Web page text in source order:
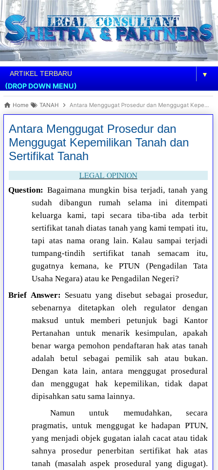
▼
(DROP DOWN MENU)
Home TANAH Antara Menggugat Prosedur dan Menggugat Kepemilikan Tanah dan Sertifikat Tanah
Antara Menggugat Prosedur dan
Menggugat Kepemilikan Tanah dan
Sertifikat Tanah
LEGAL OPINION
Question: Bagaimana mungkin bisa terjadi, tanah yang
sudah dibangun rumah selama ini ditempati
keluarga kami, tapi secara tiba-tiba ada terbit
sertifikat tanah diatas tanah yang kami tempati itu,
tapi atas nama orang lain. Kalau sampai terjadi
tumpang-tindih sertifikat tanah semacam itu,
gugatnya kemana, ke PTUN (Pengadilan Tata
Usaha Negara) atau ke Pengadilan Negeri?
Brief Answer: Sesuatu yang disebut sebagai prosedur,
sebenarnya ditetapkan oleh regulator dengan
maksud untuk memberi petunjuk bagi Kantor
Pertanahan untuk menarik kesimpulan, apakah
benar warga pemohon pendaftaran hak atas tanah
adalah betul sebagai pemilik sah atau bukan.
Dengan kata lain, antara menggugat prosedural
dan menggugat hak kepemilikan, tidak dapat
dipisahkan satu sama lainnya.
Namun untuk memudahkan, secara
pragmatis, untuk menggugat ke hadapan PTUN,
yang menjadi objek gugatan ialah cacat atau tidak
sahnya prosedur penerbitan sertifikat hak atas
tanah (masalah aspek prosedural yang digugat).